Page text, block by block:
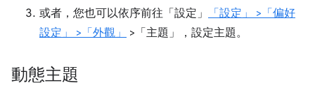
或者，您也可以依序前往「設定」 「設定」
>「偏好
設定」
>「外觀」 >「主題」 ，設定主題。
動態主題